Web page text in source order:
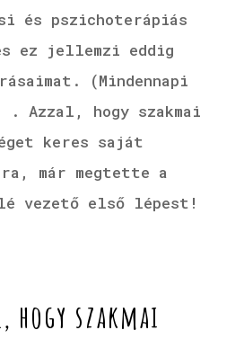
és pszichoterápiás
és ez jellemzi eddig
(Mindennapi
. Azzal, hogy szakmai
keres saját
már megtette a
vezető első lépest!
hogy szakmai